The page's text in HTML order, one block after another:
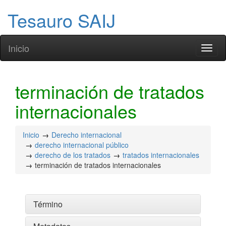
Tesauro SAIJ
Inicio
terminación de tratados
internacionales
Inicio
Derecho internacional
derecho internacional público
derecho de los tratados
tratados internacionales
terminación de tratados internacionales
Término